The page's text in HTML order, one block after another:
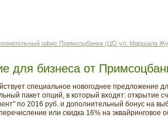
офис Примсоцбанка (ЦО ул. Маршала
для бизнеса от
специальное новогоднее предложение
пакет опций, в который входят: открытие
по 2016 руб. и дополнительный бонус на
или скидка 16% на эквайринговое